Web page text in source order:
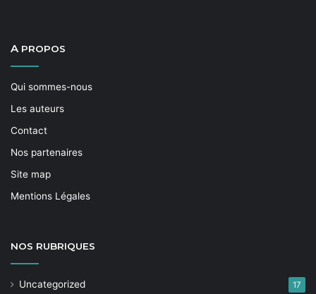
A PROPOS
Qui sommes-nous
Les auteurs
Contact
Nos partenaires
Site map
Mentions Légales
NOS RUBRIQUES
Uncategorized 17